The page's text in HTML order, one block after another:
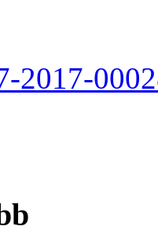
2017-